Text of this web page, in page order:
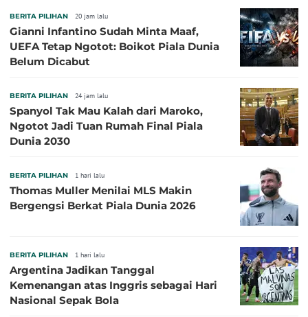
BERITA PILIHAN 20 jam lalu
Gianni Infantino Sudah Minta Maaf,
UEFA Tetap Ngotot: Boikot Piala Dunia
Belum Dicabut
BERITA PILIHAN 24 jam lalu
Spanyol Tak Mau Kalah dari Maroko,
Ngotot Jadi Tuan Rumah Final Piala
Dunia 2030
BERITA PILIHAN 1 hari lalu
Thomas Muller Menilai MLS Makin
Bergengsi Berkat Piala Dunia 2026
BERITA PILIHAN 1 hari lalu
Argentina Jadikan Tanggal
Kemenangan atas Inggris sebagai Hari
Nasional Sepak Bola